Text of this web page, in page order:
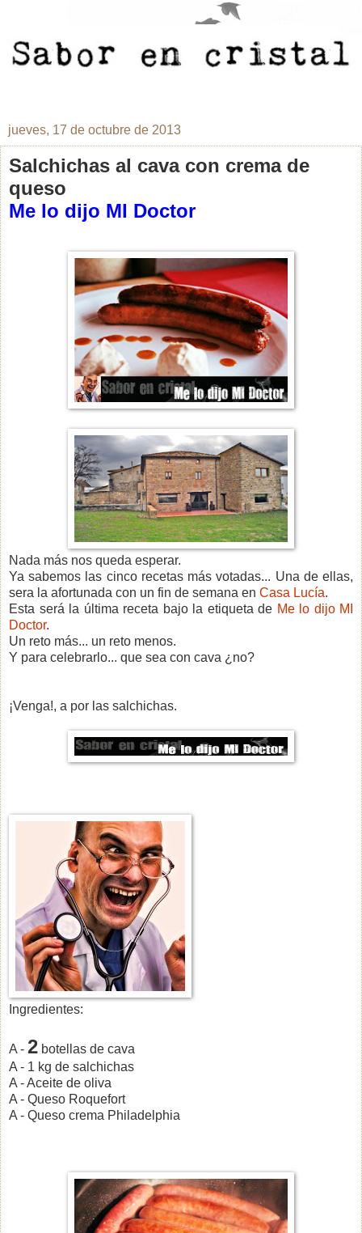
jueves, 17 de octubre de 2013
Salchichas al cava con crema de
queso
Me lo dijo MI Doctor
Nada más nos queda esperar.
Ya sabemos las cinco recetas más votadas... Una de ellas,
sera la afortunada con un fin de semana en Casa Lucía.
Esta será la última receta bajo la etiqueta de Me lo dijo MI
Doctor.
Un reto más... un reto menos.
Y para celebrarlo... que sea con cava ¿no?
¡Venga!, a por las salchichas.
Ingredientes:
A - 2 botellas de cava
A - 1 kg de salchichas
A - Aceite de oliva
A - Queso Roquefort
A - Queso crema Philadelphia